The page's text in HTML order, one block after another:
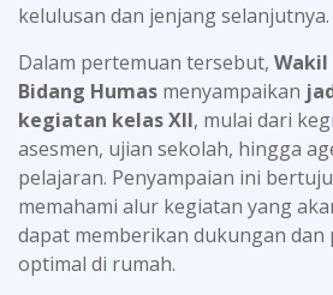
kelulusan dan jenjang selanjutnya.
Dalam pertemuan tersebut, Wakil
Bidang Humas menyampaikan
kegiatan kelas XII, mulai dari
asesmen, ujian sekolah, hingga
pelajaran. Penyampaian ini
memahami alur kegiatan yang
dapat memberikan dukungan dan
optimal di rumah.